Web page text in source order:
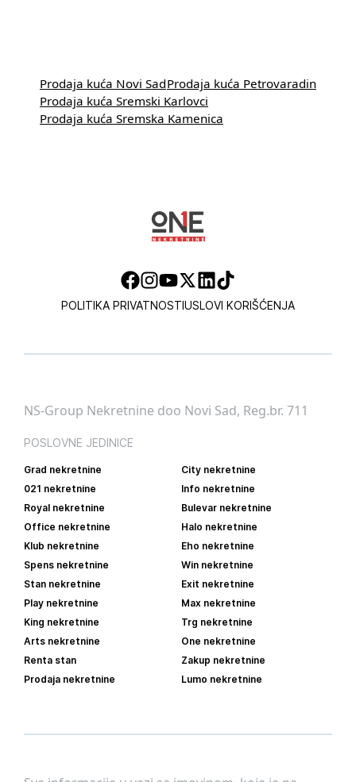
Prodaja kuća Novi SadProdaja kuća Petrovaradin
Prodaja kuća Sremski Karlovci
Prodaja kuća Sremska Kamenica
POLITIKA PRIVATNOSTIUSLOVI KORIŠĆENJA
NS-Group Nekretnine doo Novi Sad, Reg.br. 711
POSLOVNE JEDINICE
Grad nekretnine
City nekretnine
021 nekretnine
Info nekretnine
Royal nekretnine
Bulevar nekretnine
Office nekretnine
Halo nekretnine
Klub nekretnine
Eho nekretnine
Spens nekretnine
Win nekretnine
Stan nekretnine
Exit nekretnine
Play nekretnine
Max nekretnine
King nekretnine
Trg nekretnine
Arts nekretnine
One nekretnine
Renta stan
Zakup nekretnine
Prodaja nekretnine
Lumo nekretnine